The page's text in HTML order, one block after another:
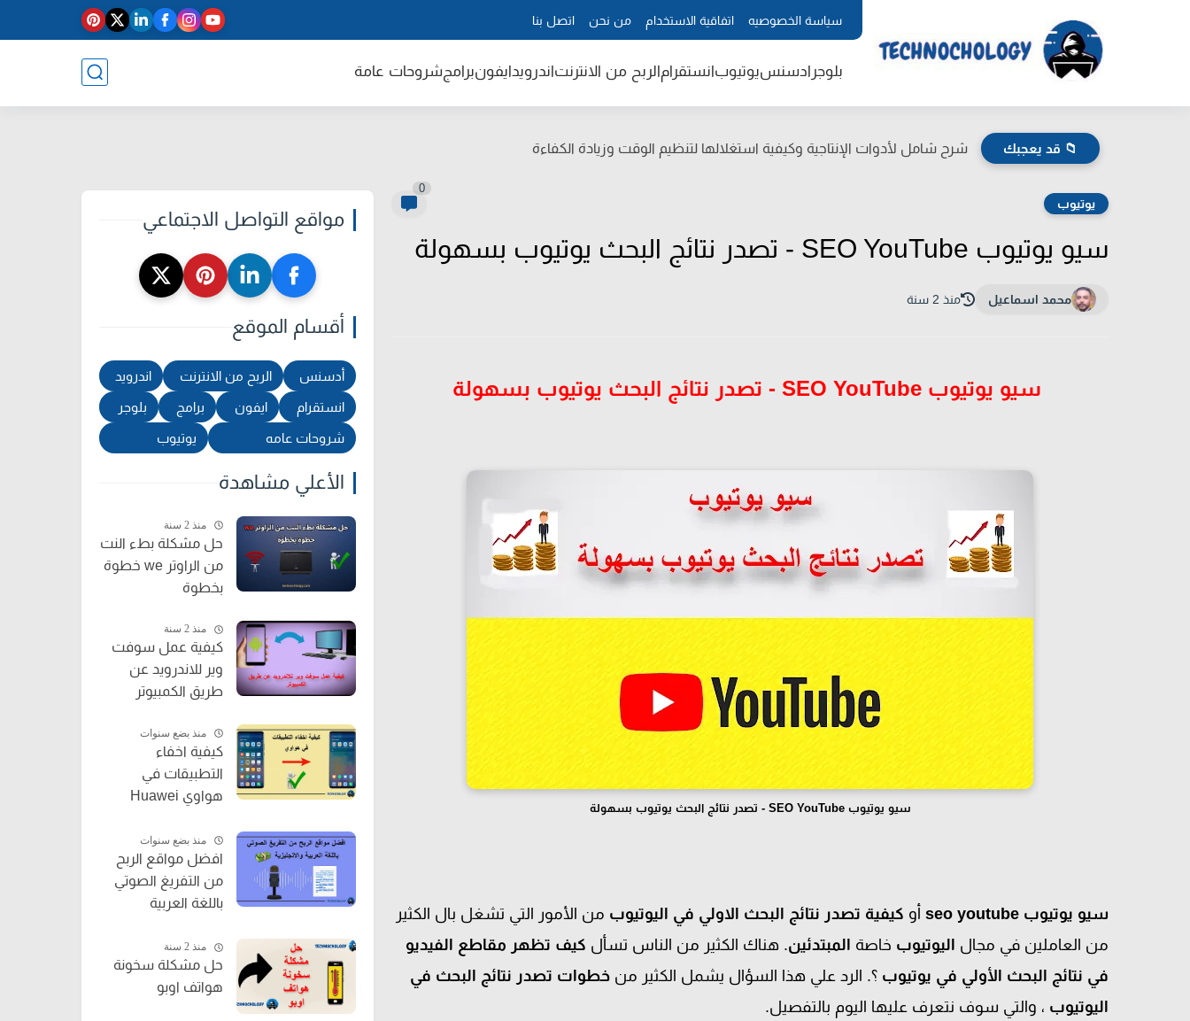
سياسة الخصوصيه اتفاقية الاستخدام من نحن اتصل بنا
بلوجر ادسنسيوتيوبانستقرامالربح من الانترنتاندرويدايفونبرامجشروحات عامة
📁 قد يعجبك شرح شامل لأدوات الإنتاجية وكيفية استغلالها لتنظيم الوقت وزيادة الكفاءة
يوتيوب
0
سيو يوتيوب SEO YouTube - تصدر نتائج البحث يوتيوب بسهولة
محمد اسماعيل منذ 2 سنة
سيو يوتيوب SEO YouTube - تصدر نتائج البحث يوتيوب بسهولة
سيو يوتيوب SEO YouTube - تصدر نتائج البحث يوتيوب بسهولة
سيو يوتيوب seo youtube أو كيفية تصدر نتائج البحث الاولي في اليوتيوب من الأمور التي تشغل بال الكثير
من العاملين في مجال اليوتيوب خاصة المبتدئين. هناك الكثير من الناس تسأل كيف تظهر مقاطع الفيديو
في نتائج البحث الأولي في يوتيوب ؟. الرد علي هذا السؤال يشمل الكثير من خطوات تصدر نتائج البحث في
اليوتيوب ، والتي سوف نتعرف عليها اليوم بالتفصيل.
مواقع التواصل الاجتماعي
أقسام الموقع
أدسنس الربح من الانترنت اندرويد
انستقرام ايفون برامج بلوجر
شروحات عامه يوتيوب
الأعلي مشاهدة
منذ 2 سنة
حل مشكلة بطء النت
من الراوتر we خطوة
بخطوة
منذ 2 سنة
كيفية عمل سوفت
وير للاندرويد عن
طريق الكمبيوتر
منذ بضع سنوات
كيفية اخفاء
التطبيقات في
هواوي Huawei
منذ بضع سنوات
افضل مواقع الربح
من التفريغ الصوتي
باللغة العربية
منذ 2 سنة
حل مشكلة سخونة
هواتف اوبو